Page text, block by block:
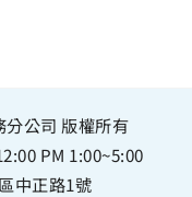
分公司 版權所有
PM 1:00~5:00
中正路1號